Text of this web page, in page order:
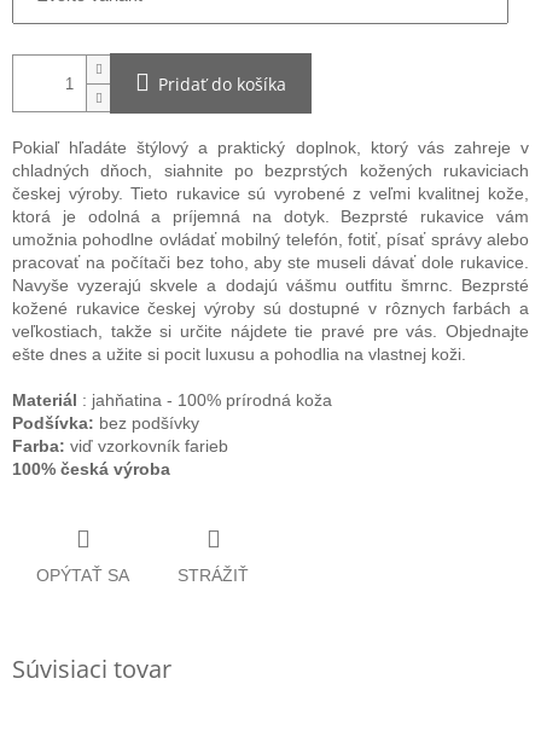
Pridať do košíka
Pokiaľ hľadáte štýlový a praktický doplnok, ktorý vás zahreje v
chladných dňoch, siahnite po bezprstých kožených rukaviciach
českej výroby. Tieto rukavice sú vyrobené z veľmi kvalitnej kože,
ktorá je odolná a príjemná na dotyk. Bezprsté rukavice vám
umožnia pohodlne ovládať mobilný telefón, fotiť, písať správy alebo
pracovať na počítači bez toho, aby ste museli dávať dole rukavice.
Navyše vyzerajú skvele a dodajú vášmu outfitu šmrnc. Bezprsté
kožené rukavice českej výroby sú dostupné v rôznych farbách a
veľkostiach, takže si určite nájdete tie pravé pre vás. Objednajte
ešte dnes a užite si pocit luxusu a pohodlia na vlastnej koži.
Materiál : jahňatina - 100% prírodná koža
Podšívka: bez podšívky
Farba: viď vzorkovník farieb
100% česká výroba
OPÝTAŤ SA STRÁŽIŤ
Súvisiaci tovar